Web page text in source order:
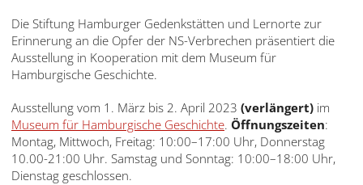
Die Stiftung Hamburger Gedenkstätten und Lernorte zur
Erinnerung an die Opfer der NS-Verbrechen präsentiert die
Ausstellung in Kooperation mit dem Museum für
Hamburgische Geschichte.
Ausstellung vom 1. März bis 2. April 2023 (verlängert) im
Museum für Hamburgische Geschichte. Öffnungszeiten:
Montag, Mittwoch, Freitag: 10:00–17:00 Uhr, Donnerstag
10.00-21:00 Uhr. Samstag und Sonntag: 10:00–18:00 Uhr,
Dienstag geschlossen.